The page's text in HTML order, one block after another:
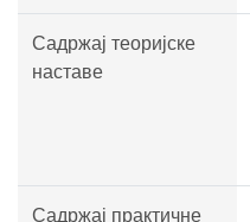
Садржај теоријске
наставе
Садржај практичне